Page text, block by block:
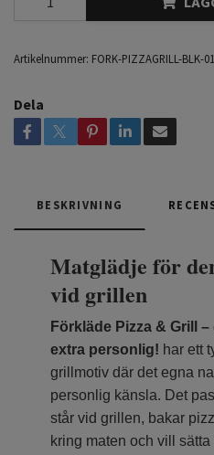
Artikelnummer: FORK-PIZZAGRILL-BLK-01
Dela
BESKRIVNING
Matglädje för
vid grillen
Förkläde Pizza & Grill
extra personlig! har ett
grillmotiv där det egna
personlig känsla. Det
står vid grillen, bakar
kring maten och vill